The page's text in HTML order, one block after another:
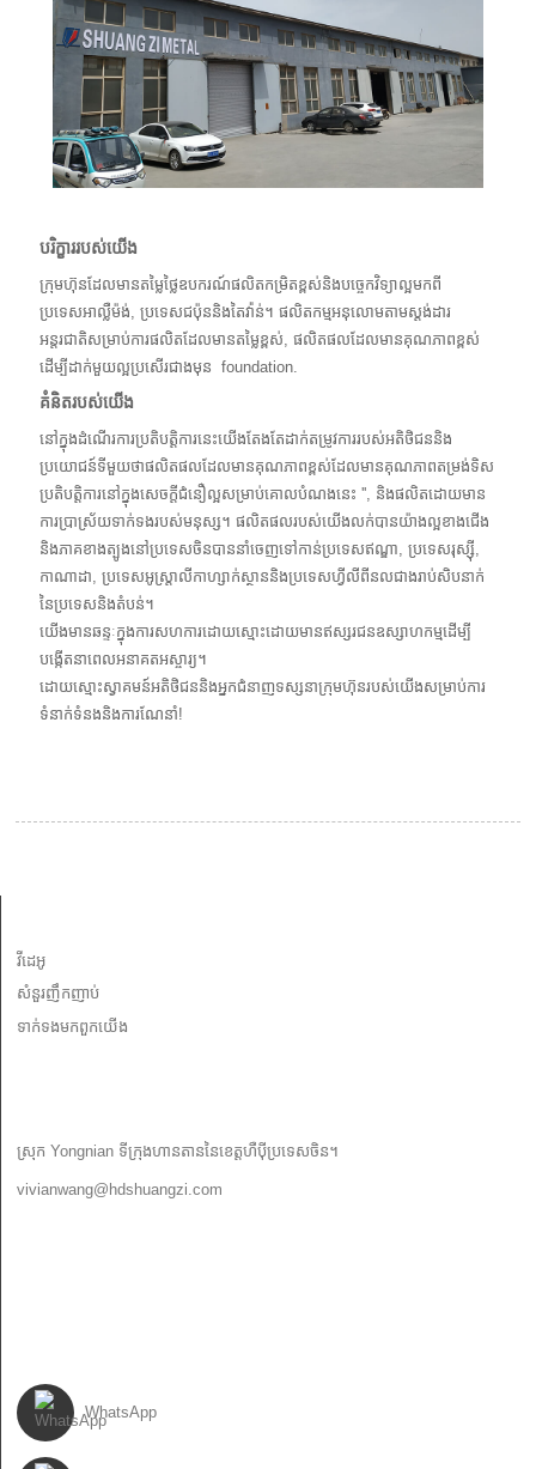
បរិក្ខាររបស់យើង
ក្រុមហ៊ុនដែលមានតម្លៃថ្លៃឧបករណ៍ផលិតកម្រិតខ្ពស់និងបច្ចេកវិទ្យាល្អមកពី
ប្រទេសអាល្លឺម៉ង់, ប្រទេសជប៉ុននិងតៃវ៉ាន់។ ផលិតកម្មអនុលោមតាមស្តង់ដារ
អន្តរជាតិសម្រាប់ការផលិតដែលមានតម្លៃខ្ពស់, ផលិតផលដែលមានគុណភាពខ្ពស់
ដើម្បីដាក់មួយល្អប្រសើរជាងមុន
foundation.
គំនិតរបស់យើង
នៅក្នុងដំណើរការប្រតិបត្ដិការនេះយើងតែងតែដាក់តម្រូវការរបស់អតិថិជននិង
ប្រយោជន៍ទីមួយថាផលិតផលដែលមានគុណភាពខ្ពស់ដែលមានគុណភាពតម្រង់ទិស
ប្រតិបត្ដិការនៅក្នុងសេចក្ដីជំនឿល្អសម្រាប់គោលបំណងនេះ '', និងផលិតដោយមាន
ការប្រាស្រ័យទាក់ទងរបស់មនុស្ស។ ផលិតផលរបស់យើងលក់បានយ៉ាងល្អខាងជើង
និងភាគខាងត្បូងនៅប្រទេសចិនបាននាំចេញទៅកាន់ប្រទេសឥណ្ឌា, ប្រទេសរុស្ស៊ី,
កាណាដា, ប្រទេសអូស្រ្តាលីកាហ្សាក់ស្ថាននិងប្រទេសហ្វីលីពីនលជាងរាប់សិបនាក់
នៃប្រទេសនិងតំបន់។
យើងមានឆន្ទៈក្នុងការសហការដោយស្មោះដោយមានឥស្សរជនឧស្សាហកម្មដើម្បី
បង្កើតនាពេលអនាគតអស្ចារ្យ។
ដោយស្មោះស្វាគមន៍អតិថិជននិងអ្នកជំនាញទស្សនាក្រុមហ៊ុនរបស់យើងសម្រាប់ការ
ទំនាក់ទំនងនិងការណែនាំ!
វីដេអូ
សំនួរញឹកញាប់
ទាក់ទង​មក​ពួក​យើង
ស្រុក Yongnian ទីក្រុងហានតាននៃខេត្តហឺប៉ីប្រទេសចិន។
vivianwang@hdshuangzi.com
WhatsApp